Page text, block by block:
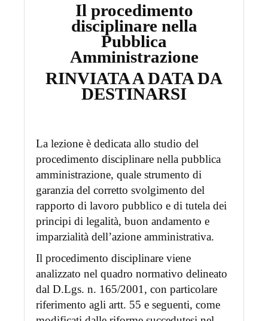
Il procedimento
disciplinare nella
Pubblica
Amministrazione
RINVIATA A DATA DA
DESTINARSI
La lezione è dedicata allo studio del
procedimento disciplinare nella pubblica
amministrazione, quale strumento di
garanzia del corretto svolgimento del
rapporto di lavoro pubblico e di tutela dei
principi di legalità, buon andamento e
imparzialità dell’azione amministrativa.
Il procedimento disciplinare viene
analizzato nel quadro normativo delineato
dal D.Lgs. n. 165/2001, con particolare
riferimento agli artt. 55 e seguenti, come